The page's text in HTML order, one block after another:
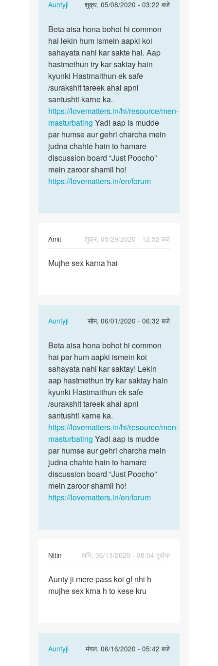
Auntyji
शुक्र, 05/08/2020 - 03:22 बजे
In
to
Sex
kerna
he
by
Rajsa
Beta
aisa
hona
bohot
hi…
Beta aisa hona bohot hi common
hai lekin hum ismein aapki koi
sahayata nahi kar sakte hai. Aap
hastmethun try kar saktay hain
kyunki Hastmaithun ek safe
/surakshit tareek ahai apni
santushti karne ka.
https://lovematters.in/hi/resource/men-
masturbating Yadi aap is mudde
par humse aur gehri charcha mein
judna chahte hain to hamare
discussion board “Just Poocho”
mein zaroor shamil ho!
https://lovematters.in/en/forum
Amit
शुक्र, 05/29/2020 - 12:52 बजे
Mujhe
Mujhe sex karna hai
Auntyji
सोम, 06/01/2020 - 06:32 बजे
In
to
Mujhe
sex
karna
hai
by
Amit
Beta
aisa
hona
bohot
hi…
Beta aisa hona bohot hi common
hai par hum aapki ismein koi
sahayata nahi kar saktay! Lekin
aap hastmethun try kar saktay hain
kyunki Hastmaithun ek safe
/surakshit tareek ahai apni
santushti karne ka.
https://lovematters.in/hi/resource/men-
masturbating Yadi aap is mudde
par humse aur gehri charcha mein
judna chahte hain to hamare
discussion board “Just Poocho”
mein zaroor shamil ho!
https://lovematters.in/en/forum
Nitin
शनि, 06/13/2020 - 08:04 पूर्वान्ह
Aunty
ji
Aunty ji mere pass koi gf nhi h
mujhe sex krna h to kese kru
Auntyji
मंगल, 06/16/2020 - 05:42 बजे
In